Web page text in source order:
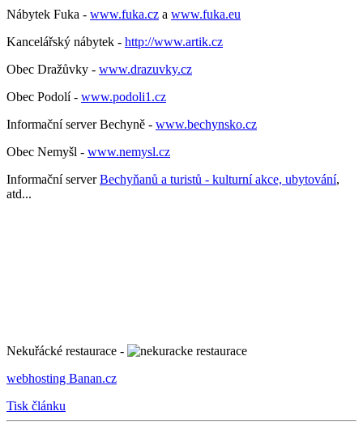
Nábytek Fuka - www.fuka.cz a www.fuka.eu
Kancelářský nábytek - http://www.artik.cz
Obec Dražůvky - www.drazuvky.cz
Obec Podolí - www.podoli1.cz
Informační server Bechyně - www.bechynsko.cz
Obec Nemyšl - www.nemysl.cz
Informační serverBechyňanů a turistů - kulturní akce, ubytování,
atd...
Nekuřácké restaurace -
webhosting Banan.cz
Tisk článku